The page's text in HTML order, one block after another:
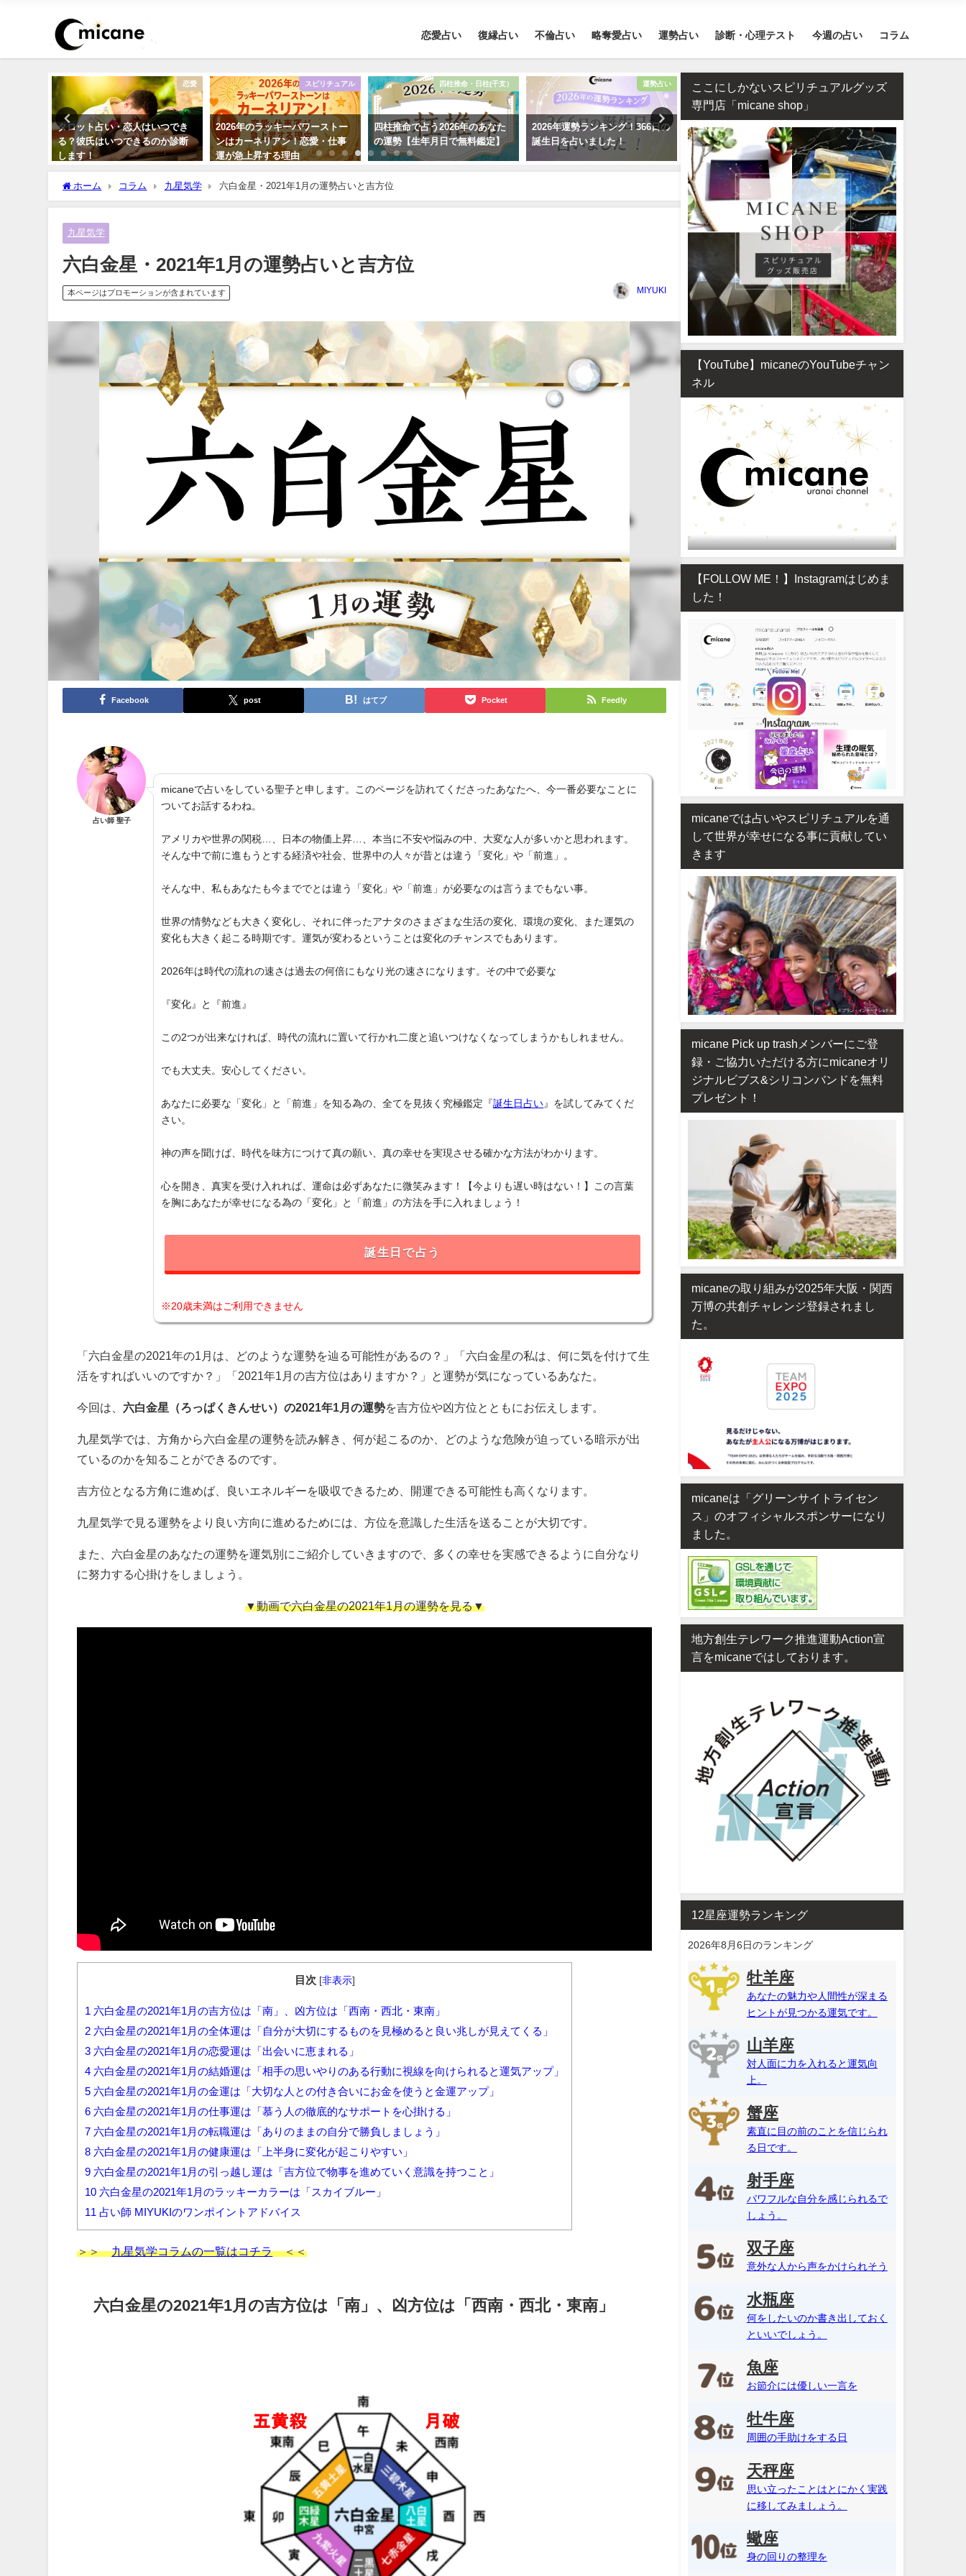
恋愛占い 復縁占い 不倫占い 略奪愛占い 運勢占い 診断・心理テスト 今週の占い コラム
恋愛
タロット占い・恋人はいつでき
る？彼氏はいつできるのか診断
します！
スピリチュアル
2026年のラッキーパワーストー
ンはカーネリアン！恋愛・仕事
運が急上昇する理由
四柱推命・日柱(干支）
四柱推命で占う2026年のあなた
の運勢【生年月日で無料鑑定】
運勢占い
2026年運勢ランキング！366日の
誕生日を占いました！
タロット占い・元彼の今の私に
対する気持ちは？どう思って
る？
誕生日占い・運命の人を顔
付きで完全無料で鑑定しま
ホーム コラム 九星気学 六白金星・2021年1月の運勢占いと吉方位
九星気学
六白金星・2021年1月の運勢占いと吉方位
本ページはプロモーションが含まれています MIYUKI
Facebook post はてブ Pocket Feedly
占い師 聖子
micaneで占いをしている聖子と申します。このページを訪れてくださったあなたへ、今一番必要なことに
ついてお話するわね。
アメリカや世界の関税…、日本の物価上昇…、本当に不安や悩みの中、大変な人が多いかと思われます。
そんな中で前に進もうとする経済や社会、世界中の人々が昔とは違う「変化」や「前進」。
そんな中、私もあなたも今まででとは違う「変化」や「前進」が必要なのは言うまでもない事。
世界の情勢なども大きく変化し、それに伴ったアナタのさまざまな生活の変化、環境の変化、また運気の
変化も大きく起こる時期です。運気が変わるということは変化のチャンスでもあります。
2026年は時代の流れの速さは過去の何倍にもなり光の速さになります。その中で必要な
『変化』と『前進』
この2つが出来なければ、時代の流れに置いて行かれ二度と追いつけなくなってしまうかもしれません。
でも大丈夫。安心してください。
あなたに必要な「変化」と「前進」を知る為の、全てを見抜く究極鑑定『誕生日占い 』を試してみてくだ
さい。
神の声を聞けば、時代を味方につけて真の願い、真の幸せを実現させる確かな方法がわかります。
心を開き、真実を受け入れれば、運命は必ずあなたに微笑みます！【今よりも遅い時はない！】この言葉
を胸にあなたが幸せになる為の「変化」と「前進」の方法を手に入れましょう！
誕生日で占う
※20歳未満はご利用できません
「六白金星の2021年の1月は、どのような運勢を辿る可能性があるの？」「六白金星の私は、何に気を付けて生
活をすればいいのですか？」「2021年1月の吉方位はありますか？」と運勢が気になっているあなた。
今回は、六白金星（ろっぱくきんせい）の2021年1月の運勢を吉方位や凶方位とともにお伝えします。
九星気学では、方角から六白金星の運勢を読み解き、何が起こるのか、どのような危険が迫っている暗示が出
ているのかを知ることができるのです。
吉方位となる方角に進めば、良いエネルギーを吸収できるため、開運できる可能性も高くなります。
九星気学で見る運勢をより良い方向に進めるためには、方位を意識した生活を送ることが大切です。
また、六白金星のあなたの運勢を運気別にご紹介していきますので、多くの幸せを実感できるように自分なり
に努力する心掛けをしましょう。
▼動画で六白金星の2021年1月の運勢を見る▼
目次 [非表示]
1 六白金星の2021年1月の吉方位は「南」、凶方位は「西南・西北・東南」
2 六白金星の2021年1月の全体運は「自分が大切にするものを見極めると良い兆しが見えてくる」
3 六白金星の2021年1月の恋愛運は「出会いに恵まれる」
4 六白金星の2021年1月の結婚運は「相手の思いやりのある行動に視線を向けられると運気アップ」
5 六白金星の2021年1月の金運は「大切な人との付き合いにお金を使うと金運アップ」
6 六白金星の2021年1月の仕事運は「慕う人の徹底的なサポートを心掛ける」
7 六白金星の2021年1月の転職運は「ありのままの自分で勝負しましょう」
8 六白金星の2021年1月の健康運は「上半身に変化が起こりやすい」
9 六白金星の2021年1月の引っ越し運は「吉方位で物事を進めていく意識を持つこと」
10 六白金星の2021年1月のラッキーカラーは「スカイブルー」
11 占い師 MIYUKIのワンポイントアドバイス
＞＞九星気学コラムの一覧はコチラ＜＜
六白金星の2021年1月の吉方位は「南」、凶方位は「西南・西北・東南」
ここにしかないスピリチュアルグッズ
専門店「micane shop」
【YouTube】micaneのYouTubeチャン
ネル
【FOLLOW ME！】Instagramはじめま
した！
micaneでは占いやスピリチュアルを通
して世界が幸せになる事に貢献してい
きます
micane Pick up trashメンバーにご登
録・ご協力いただける方にmicaneオリ
ジナルビブス&シリコンバンドを無料
プレゼント！
micaneの取り組みが2025年大阪・関西
万博の共創チャレンジ登録されまし
た。
micaneは「グリーンサイトライセン
ス」のオフィシャルスポンサーになり
ました。
地方創生テレワーク推進運動Action宣
言をmicaneではしております。
12星座運勢ランキング
2026年8月6日のランキング
牡羊座
あなたの魅力や人間性が深まる
ヒントが見つかる運気です。
山羊座
対人面に力を入れると運気向
上。
蟹座
素直に目の前のことを信じられ
る日です。
射手座
パワフルな自分を感じられるで
しょう。
双子座
意外な人から声をかけられそう
水瓶座
何をしたいのか書き出しておく
といいでしょう。
魚座
お節介には優しい一言を
牡牛座
周囲の手助けをする日
天秤座
思い立ったことはとにかく実践
に移してみましょう。
蠍座
身の回りの整理を